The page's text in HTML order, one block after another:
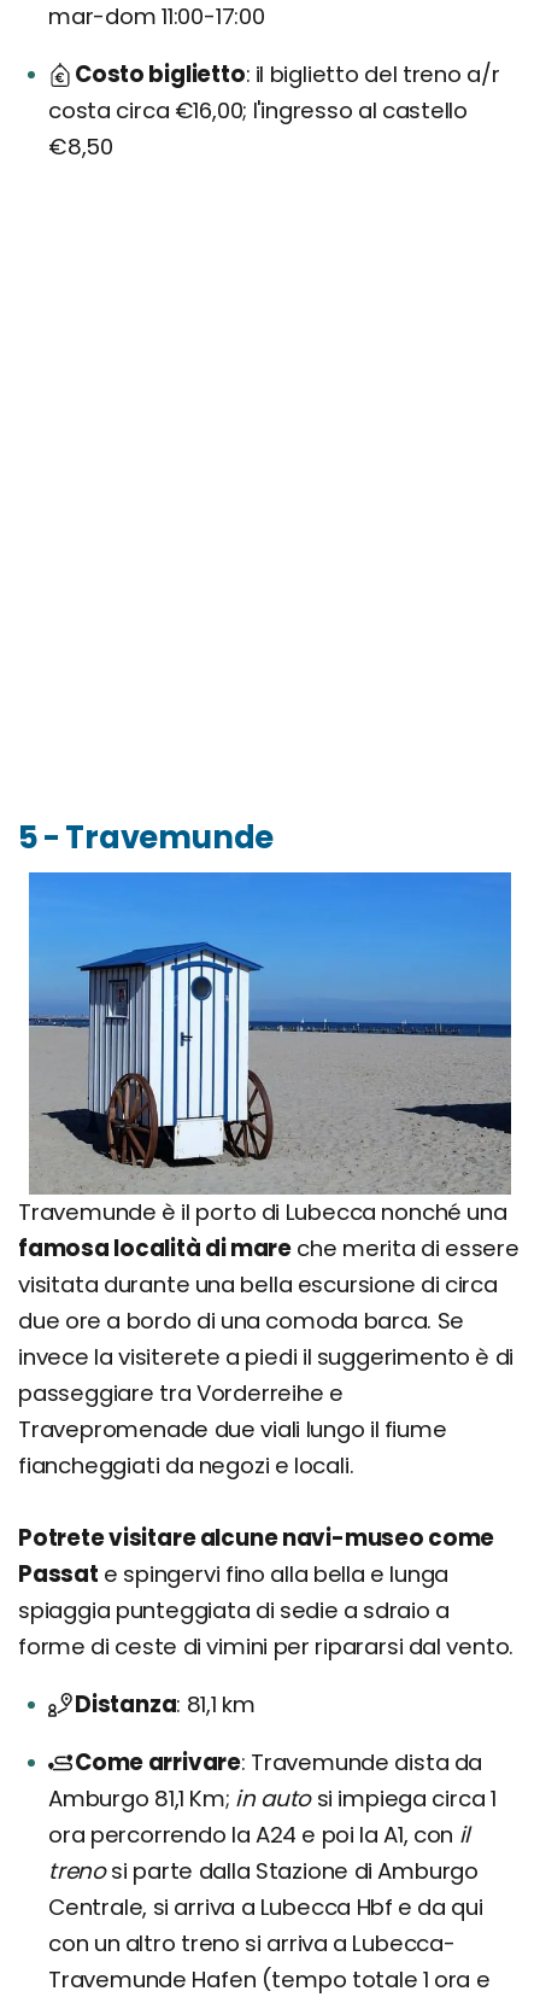
mar-dom 11:00-17:00
Costo biglietto il biglietto del treno a/r
costa circa €16,00; l'ingresso al castello
€8,50
5 - Travemunde
Travemunde è il porto di Lubecca nonché una
famosa località di mareche merita di essere
visitata durante una bella escursione di circa
due ore a bordo di una comoda barca. Se
invece la visiterete a piedi il suggerimento è di
passeggiare tra Vorderreihe e
Travepromenade due viali lungo il fiume
fiancheggiati da negozi e locali.
Potrete visitare alcune navi-museo come
Passat e spingervi fino alla bella e lunga
spiaggia punteggiata di sedie a sdraio a
forme di ceste di vimini per ripararsi dal vento.
Distanza 81,1 km
Come arrivare Travemunde dista da
Amburgo 81,1 Km; in autosi impiega circa 1
ora percorrendo la A24 e poi la A1, con il
trenosi parte dalla Stazione di Amburgo
Centrale, si arriva a Lubecca Hbf e da qui
con un altro treno si arriva a Lubecca-
Travemunde Hafen (tempo totale 1 ora e